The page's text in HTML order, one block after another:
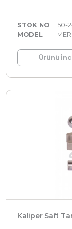
STOK NO
60-
MODEL
Ürünü
Kaliper Saft